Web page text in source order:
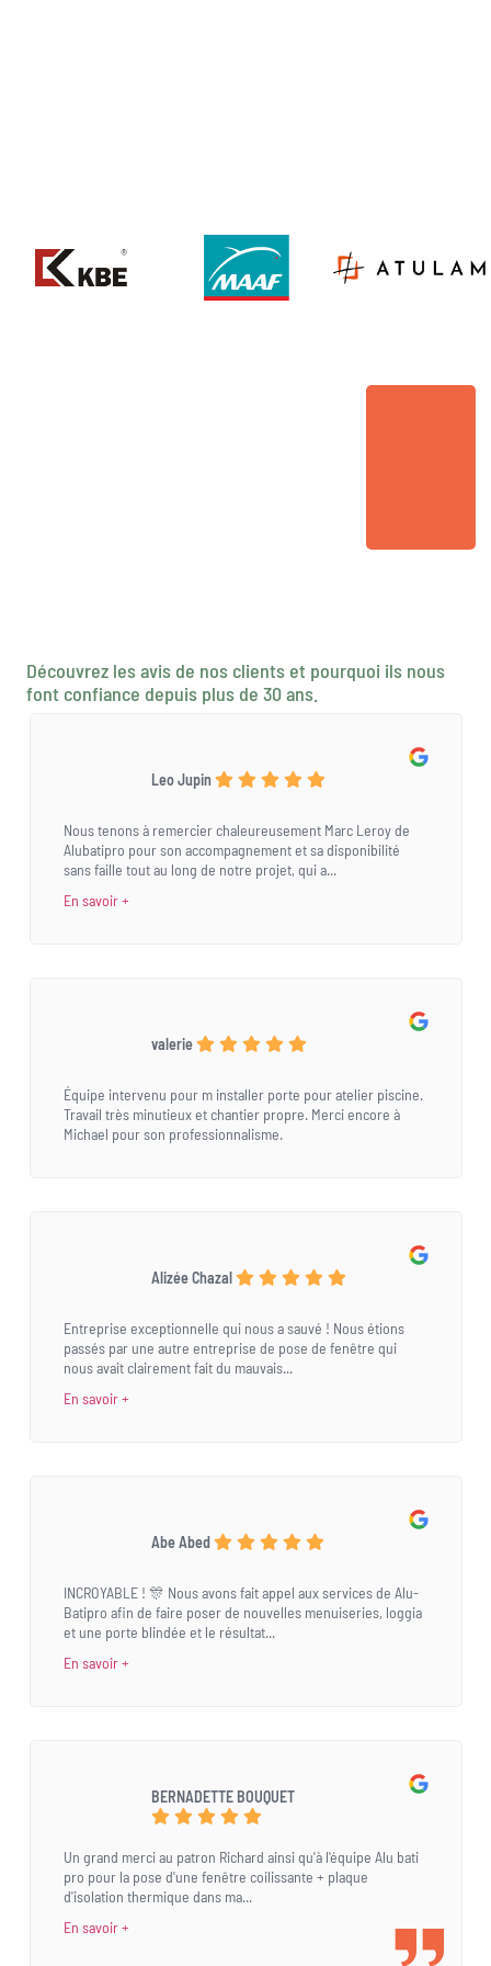
Découvrez les avis de nos clients et pourquoi ils nous
font confiance depuis plus de 30 ans.
Leo Jupin
Nous tenons à remercier chaleureusement Marc Leroy de
Alubatipro pour son accompagnement et sa disponibilité
sans faille tout au long de notre projet, qui a...
En savoir +
valerie
Équipe intervenu pour m installer porte pour atelier piscine.
Travail très minutieux et chantier propre. Merci encore à
Michael pour son professionnalisme.
Alizée Chazal
Entreprise exceptionnelle qui nous a sauvé ! Nous étions
passés par une autre entreprise de pose de fenêtre qui
nous avait clairement fait du mauvais...
En savoir +
Abe Abed
INCROYABLE ! 🎊 Nous avons fait appel aux services de Alu-
Batipro afin de faire poser de nouvelles menuiseries, loggia
et une porte blindée et le résultat...
En savoir +
BERNADETTE BOUQUET
Un grand merci au patron Richard ainsi qu'à l'équipe Alu bati
pro pour la pose d'une fenêtre coilissante + plaque
d'isolation thermique dans ma...
En savoir +